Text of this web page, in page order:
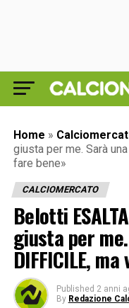
Home »
giusta per me. Sarà
fare bene»
CALCIOMERCATO
Belotti
giusta per me.
DIFFICILE,
Published 2 anni
By Redazione